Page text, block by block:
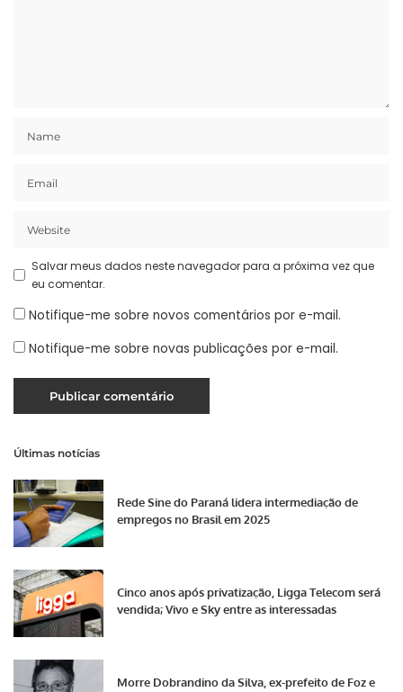
Salvar meus dados neste navegador para a próxima vez que
eu comentar.
Notifique-me sobre novos comentários por e-mail.
Notifique-me sobre novas publicações por e-mail.
Últimas notícias
Rede Sine do Paraná lidera intermediação de
empregos no Brasil em 2025
Cinco anos após privatização, Ligga Telecom será
vendida; Vivo e Sky entre as interessadas
Morre Dobrandino da Silva, ex-prefeito de Foz e